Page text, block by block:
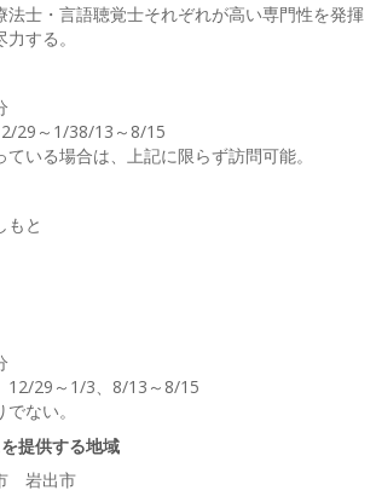
士・言語聴覚士それぞれが高い専門性を発揮
する。
29～1/38/13～8/15
いる場合は、上記に限らず訪問可能。
もと
12/29～1/3、8/13～8/15
ない。
提供する地域
岩出市